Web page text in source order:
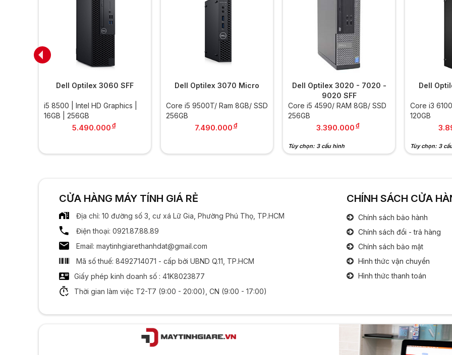
Dell Optilex 3060 SFF
i5 8500 | Intel HD Graphics |
16GB | 256GB
5.490.000 đ
Dell Optilex 3070 Micro
Core i5 9500T/ Ram 8GB/ SSD
256GB
7.490.000 đ
Dell Optilex 3020 - 7020 -
9020 SFF
Core i5 4590/ RAM 8GB/ SSD
256GB
3.390.000 đ
Tùy chọn: 3 cấu hình
Dell
Core i3
120GB
Tùy chọn: 3
CỬA HÀNG MÁY TÍNH GIÁ RẺ
Địa chỉ: 10 đường số 3, cư xá Lữ Gia, Phường Phú Thọ, TP.HCM
Điện thoại: 0921.87.88.89
Email: maytinhgiarethanhdat@gmail.com
Mã số thuế: 8492714071 - cấp bởi UBND Q.11, TP.HCM
Giấy phép kinh doanh số : 41K8023877
Thời gian làm việc T2-T7 (9:00 - 20:00), CN (9:00 - 17:00)
CHÍNH SÁCH CỬA
Chính sách bảo hành
Chính sách đổi - trả hàng
Chính sách bảo mật
Hình thức vận chuyển
Hình thức thanh toán